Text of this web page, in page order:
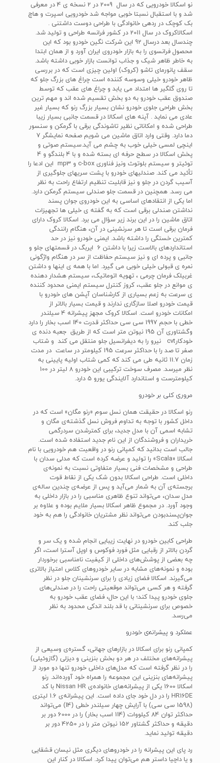
نو اسکالا خودرویی که در سال 2009 در 2 نسخه ی 4 در معرفی
شد و با استقبال نسبتا خوبی مواجه شد خودرویی اسپرت و هاچ
بک کوچک در ردهی خانوادگی با طراحی دوست داشتنی .
اسکالاکروک در سال 2011 در کشور فرانسه طراحی و تولید شد.
چندسال بعد درسال 92 این شرکت نگین خودرو بود که این
محصول فرانسوی را به بازار خودروی ایران آورد و از همان ابتدا
به خاطر ظاهر شیک و جذاب توانست بازار خوبی داشته باشد.
سقف پانورمای تاشو (کروک) اولین چیزی است که در بررسی
ظاهر خودرو خیلی وسوسه کننده است چراغ های بزرگ جلو که
تا روی گلگیر ها امتداد می یابد و چراغ های عقب که توسط
صندوق عقب خودرو به دو بخش تقسیم شده اند و مهم ترین
بخش طراحی جلوی خودرو نشان بسیار بزرگ رنو که بسیار غیر
عادی می نماید . آینه های اسکالا در قسمت جانبی بسیار زیبا
طراحی شده و امکاناتی نظیر تاشوندگی برقی با گرمکن و سنسور
دما دارد. وقتی وارد اتاق ماشین می شویم صفحه نمایشگر 7
اینچی لمسی خیلی خوب به چشم می آید.سیستم صوتی و
پخش اسکالا در سطح حرفه ای بسته شده و با 4 بلندگو و 4
توئیتر و سیستم بلوتوث ونیز فناوری c-box و mp3 این ادعا را
تأئید می کند. صندلیهای خودرو با پشت سریهای جلوگیری از
آسیب گردن در جلو و نیز قابلیت تنظیم ارتفاع راحت به نظر
می رسد. همچنین در قسمت جلو صندلی سیستم گرمکن دارد.
اما یکی از انتقادهای اساسی به این خودروی جوان پسند
نداشتن صندلی برقی است که به گفته ی خیلی ها تجهیزات
اتاق ماشین را در این برند زیر سؤال می برد. اسکالا کروک دارای
فرمان برقی است تا هر سرنشینی در آن، هنگام رانندگی
کمترین خستگی را داشته باشد. ایمنی خودرو نیز در حد
استانداردهای بالاست زیرا با داشتن 6 ایربگ در قسمتهای جلو و
جانبی و پرده ای و نیز سیستم حفاظت از سر در هنگام واژگونی
نمره ی قبولی خیلی خوبی می گیرد. اما با همه ی اینها و داشتن
غربیلک فرمان چرمی ، تهویه اتوماتیک، سیستم هشدار دهنده
ی موانع در جلو عقب، کروز کنترل سیستم ایمنی محدود کننده
ی سرعت به زعم بسیاری از کارشناسان آپشن های خودرو با
قیمت خودرو اصلا سازگاری ندارند و قیمت بسیار بالاتر از
امکانات خودرو است. اسکالا کروک مجهز پیشرانه 4 سیلندر
خطی با حجم 1997 سی سی حداکثر قدرت 140 اسب بخار را دارد
وگشتاوری آن 195 نیوتن متر است که از طریق جعبه دنده ی
خودکارcvt نیرو را به دیفرانسیل جلو منتقل می کند و شتاب
صفر تا صد را با حداکثر سرعت 195 کیلومتر در ساعت در مدت
زمان 11.7 ثانیه طی می کند که کمی شتاب اولیه پایینی به
نظر میرسد. مصرف سوخت ترکیبی این خودرو 8 لیتر در 100
کیلومترست و استاندارد آلایندگی یورو 5 دارد.
مروری کلی بر خودرو
رنو اسکالا در حقیقت همان نسل سوم «رنو مگان» است که در
داخل کشور با توجه به تداوم فروش نسل گذشته‌ی مگان و
تشابه اسمی آن با مدل جدید، برای کمترشدن سردرگمی
خریداران و فروشندگان از این نام جدید استفاده شده است.
جالب است بدانید که کمپانی رنو در واقعیت هم خودرویی با نام
اسکالا «Scala» را تولید و عرضه کرده است که مدلی سدان با
طراحی و مشخصات فنی بسیار متفاوتی نسبت به نمونه‌ی
داخلی است. طراحی اسکالا بدون شک یکی از نقاط قوت
برجسته‌ی آن به شمار می‌آید و پس از عرضه‌ی چندین ساله‌ی
مدل سدان، می‌تواند تنوع ظاهری مناسبی را در بازار داخلی به
وجود آورد. در مجموع ظاهر اسکالا بسیار ملایم بوده و علاوه بر
جوان‌پسندبودن می‌تواند نظر مشتریان خانوادگی را هم به خود
جلب کند.
طراحی کابین خودرو در نهایت زیبایی انجام شده و یک سر و
گردن بالاتر از رقبایی مثل فورد فوکوس و اوپل آسترا است، اگر
چه بعضی از پوشش‌های داخلی از کیفیت نامناسبی برخوردار
بوده و نمونه‌های مشابه در سایر خودروهای کلاس امتیاز بالاتری
می‌گیرند. اسکالا فضای زیادی را برای سرنشینان جلو در نظر
گرفته و هر کسی می‌تواند موقعیتی راحت را در صندلی‌های
جلوی خودرو پیدا کند؛ با این حال، فضای عقب خودرو به
خصوص برای سرنشینانی با قد بلند اندکی محدود به نظر
می‌رسد.
عملکرد و پیشرانه‌ی خودرو
کمپانی رنو برای اسکالا در بازارهای جهانی، گستره‌ی وسیعی از
پیشرانه‌های مختلف در هر دو بخش بنزینی و دیزلی (گازوئیلی)
را در نظر گرفته است که مدل‌های داخلی خودرو تنها دو مورد از
پیشرانه‌های بنزینی این مجموعه را همراه خود آورده‌اند. رنو
اسکالا 1600 یکی از پیشرانه‌های خانواده‌ی Nissan HR با کد
HR16DE را در دل خود جای داده است. این پیشرانه‌ی 1.6 لیتری
(1598 سی سی) با آرایش چهار سیلندر خطی (I4) می‌تواند
حداکثر توان 84 کیلووات (114 اسب بخار) را در 6000 دور بر
دقیقه و حداکثر گشتاور 152 نیوتن متر را در 4250 دور بر
دقیقه تولید نماید.
رد پای این پیشرانه را در خودروهای دیگری مثل نیسان قشقایی
و یا داچیا داستر هم می‌توان پیدا کرد. اسکالا در کنار این